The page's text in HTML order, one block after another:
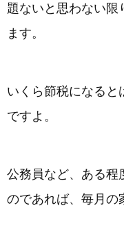
題ないと思わない限
ます。
いくら節税になると
ですよ。
公務員など、ある程
のであれば、毎月の